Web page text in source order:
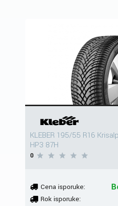
KLEBER 195/55 R16 Krisalp
HP3 87H
0
Cena isporuke:
Rok isporuke: